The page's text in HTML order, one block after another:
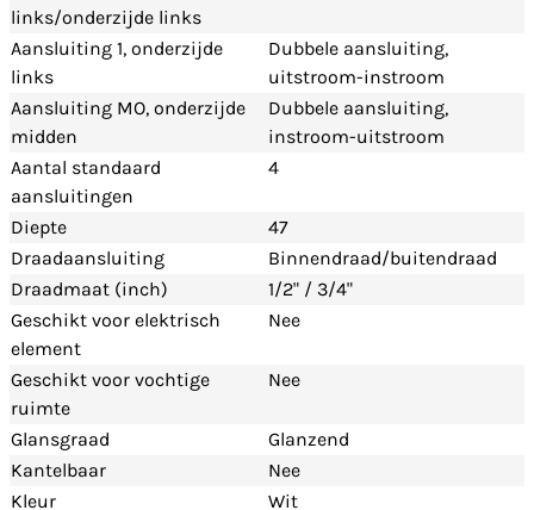
links/onderzijde links
Aansluiting 1, onderzijde
links
Dubbele aansluiting,
uitstroom-instroom
Aansluiting MO, onderzijde
midden
Dubbele aansluiting,
instroom-uitstroom
Aantal standaard
aansluitingen
4
Diepte
47
Draadaansluiting
Binnendraad/buitendraad
Draadmaat (inch)
1/2" / 3/4"
Geschikt voor elektrisch
element
Nee
Geschikt voor vochtige
ruimte
Nee
Glansgraad
Glanzend
Kantelbaar
Nee
Kleur
Wit